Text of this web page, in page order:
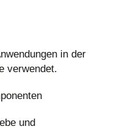
in der
verwendet.
und